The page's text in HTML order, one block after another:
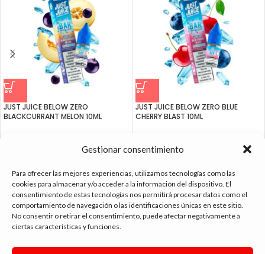
Gestionar consentimiento
Para ofrecer las mejores experiencias, utilizamos tecnologías como las
cookies para almacenar y/o acceder a la información del dispositivo. El
consentimiento de estas tecnologías nos permitirá procesar datos como el
comportamiento de navegación o las identificaciones únicas en este sitio.
No consentir o retirar el consentimiento, puede afectar negativamente a
ciertas características y funciones.
JUST JUICE BELOW ZERO
BLACKCURRANT MELON 10ML
JUST JUICE BELOW ZERO BLUE
CHERRY BLAST 10ML
tienda vapeo málaga